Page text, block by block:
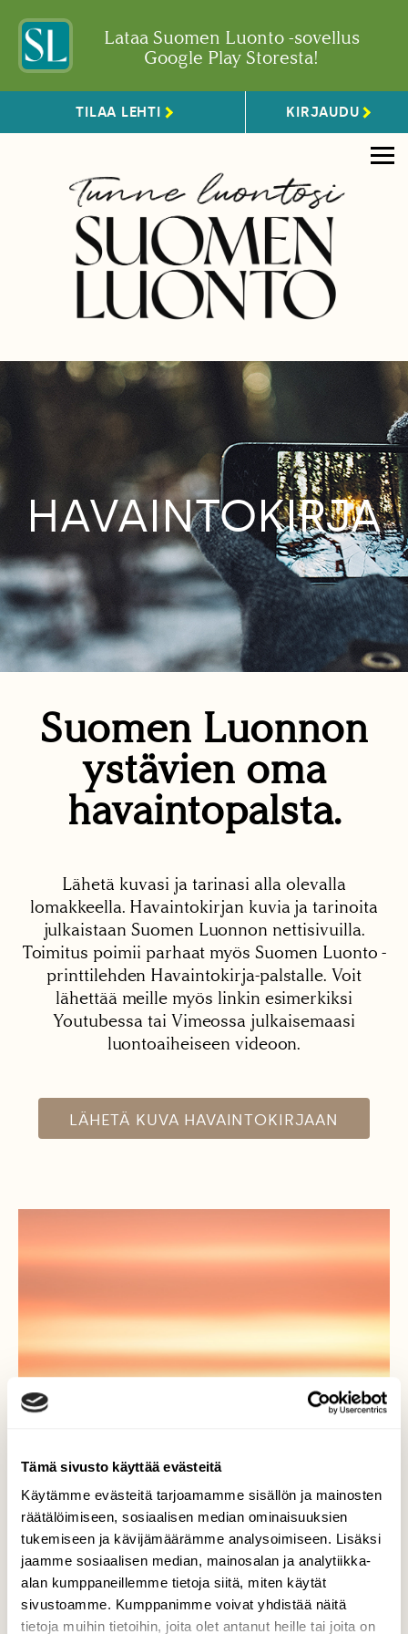
Tämä sivusto käyttää evästeitä
Käytämme evästeitä tarjoamamme sisällön ja mainosten
räätälöimiseen, sosiaalisen median ominaisuuksien
tukemiseen ja kävijämäärämme analysoimiseen. Lisäksi
jaamme sosiaalisen median, mainosalan ja analytiikka-
alan kumppaneillemme tietoja siitä, miten käytät
sivustoamme. Kumppanimme voivat yhdistää näitä
tietoja muihin tietoihin, joita olet antanut heille tai joita on
Lataa Suomen Luonto -sovellus
Google Play Storesta!
TILAA LEHTI KIRJAUDU
HAVAINTOKIRJA
Suomen Luonnon
ystävien oma
havaintopalsta.
Lähetä kuvasi ja tarinasi alla olevalla
lomakkeella. Havaintokirjan kuvia ja tarinoita
julkaistaan Suomen Luonnon nettisivuilla.
Toimitus poimii parhaat myös Suomen Luonto -
printtilehden Havaintokirja-palstalle. Voit
lähettää meille myös linkin esimerkiksi
Youtubessa tai Vimeossa julkaisemaasi
luontoaiheiseen videoon.
LÄHETÄ KUVA HAVAINTOKIRJAAN